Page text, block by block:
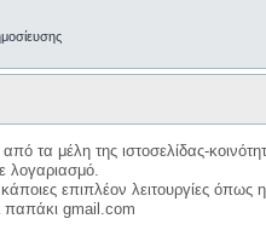
τα μέλη της ιστοσελίδας-
λογαριασμό.
επιπλέον λειτουργίες όπως
παπάκι gmail.com